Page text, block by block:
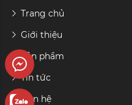
Trang chủ
Giới thiệu
Sản phẩm
Tin tức
Liên hệ